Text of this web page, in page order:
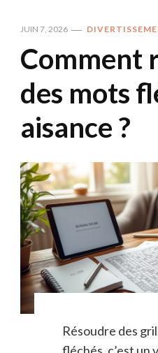
JUIN 7, 2026
Comment
des mots
aisance ?
Résoudre des